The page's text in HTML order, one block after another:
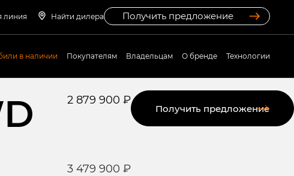
линия Найти дилера Получить предложение
в наличии Покупателям Владельцам О бренде Технологии
2 879 900 ₽
3 479 900 ₽
Получить предложение